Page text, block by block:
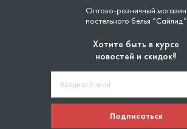
Оптово-розничный магазин
постельного белья “Сайлид”
Хотите быть в курсе
новостей и скидок?
Подписаться